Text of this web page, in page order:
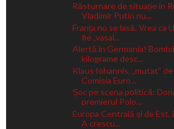
Răsturnare de situație în
Vladimir Putin nu...
Franța nu se lasă. Vrea ca
fie „vasal...
Alertă în Germania!
kilograme desc...
Klaus Iohannis, „mutat”
Comisia Euro...
Șoc pe scena politică:
premierul Polo...
Europa Centrală și de Est,
A crescu...